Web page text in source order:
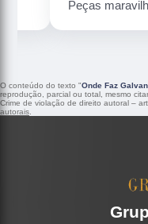
Peças
O conteúdo do texto "Onde Faz
reprodução, parcial ou total, mesmo
Crime de violação de direito autoral –
autorais